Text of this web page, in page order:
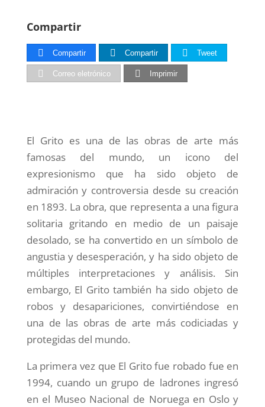
Compartir
Compartir Compartir Tweet
Correo eletrónico Imprimir
El Grito es una de las obras de arte más
famosas del mundo, un icono del
expresionismo que ha sido objeto de
admiración y controversia desde su creación
en 1893. La obra, que representa a una figura
solitaria gritando en medio de un paisaje
desolado, se ha convertido en un símbolo de
angustia y desesperación, y ha sido objeto de
múltiples interpretaciones y análisis. Sin
embargo, El Grito también ha sido objeto de
robos y desapariciones, convirtiéndose en
una de las obras de arte más codiciadas y
protegidas del mundo.
La primera vez que El Grito fue robado fue en
1994, cuando un grupo de ladrones ingresó
en el Museo Nacional de Noruega en Oslo y